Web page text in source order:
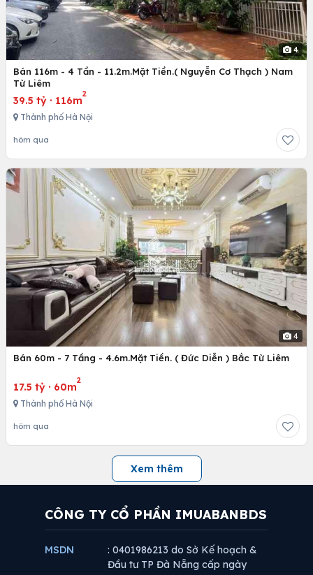
4
Bán 116m - 4 Tần - 11.2m.Mặt Tiền.( Nguyễn Cơ Thạch ) Nam
Từ Liêm
39.5 tỷ · 116m
2
Thành phố Hà Nội
hôm qua
4
Bán 60m - 7 Tầng - 4.6m.Mặt Tiền. ( Đức Diễn ) Bắc Từ Liêm
17.5 tỷ · 60m
2
Thành phố Hà Nội
hôm qua
Xem thêm
CÔNG TY CỔ PHẦN IMUABANBDS
MSDN
: 0401986213 do Sở Kế hoạch &
Đầu tư TP Đà Nẵng cấp ngày